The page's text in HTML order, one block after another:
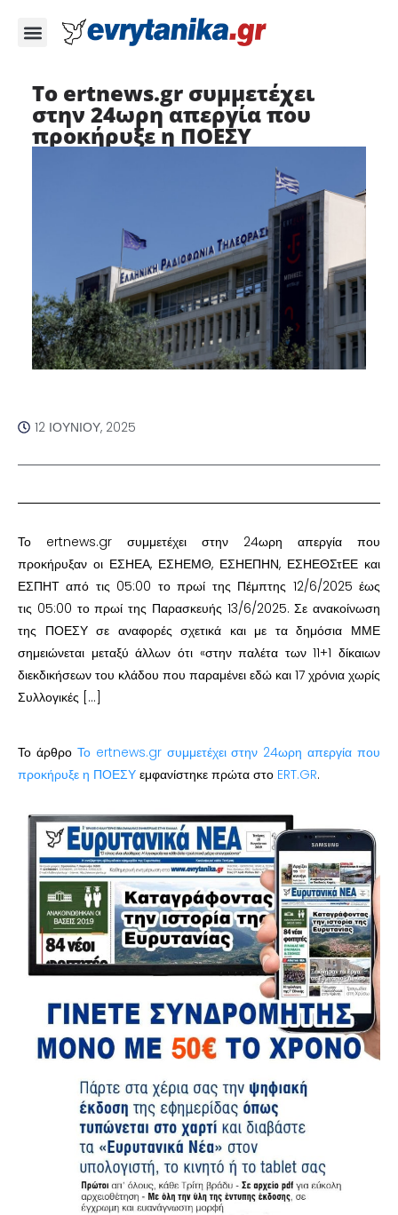
Το ertnews.gr συμμετέχει
στην 24ωρη απεργία που
προκήρυξε η ΠΟΕΣΥ
12 ΙΟΥΝΊΟΥ, 2025
Το ertnews.gr συμμετέχει στην 24ωρη απεργία που
προκήρυξαν οι ΕΣΗΕΑ, ΕΣΗΕΜΘ, ΕΣΗΕΠΗΝ, ΕΣΗΕΘΣτΕΕ και
ΕΣΠΗΤ από τις 05:00 το πρωί της Πέμπτης 12/6/2025 έως
τις 05:00 το πρωί της Παρασκευής 13/6/2025. Σε ανακοίνωση
της ΠΟΕΣΥ σε αναφορές σχετικά και με τα δημόσια ΜΜΕ
σημειώνεται μεταξύ άλλων ότι «στην παλέτα των 11+1 δίκαιων
διεκδικήσεων του κλάδου που παραμένει εδώ και 17 χρόνια χωρίς
Συλλογικές […]
Το άρθρο Το ertnews.gr συμμετέχει στην 24ωρη απεργία που
προκήρυξε η ΠΟΕΣΥ εμφανίστηκε πρώτα στο ERT.GR.